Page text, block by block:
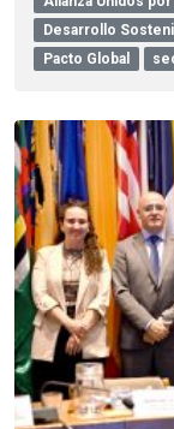
Desarrollo
Pacto Global